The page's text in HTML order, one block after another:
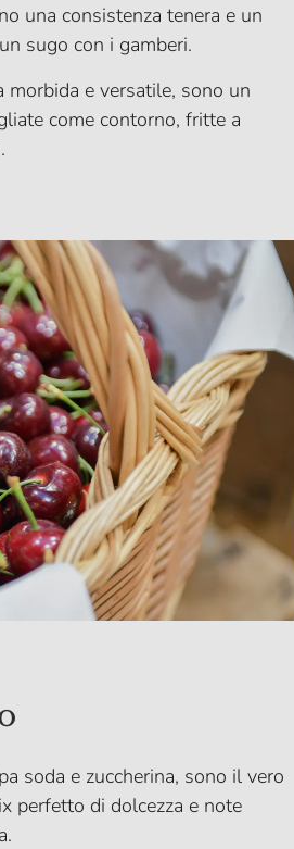
una consistenza tenera e un
sugo con i gamberi.
e versatile, sono un
come contorno, fritte a
soda e zuccherina, sono il vero
perfetto di dolcezza e note